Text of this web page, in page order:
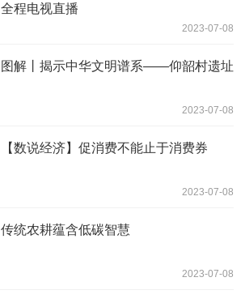
全程电视直播
2023-07-08
图解丨揭示中华文明谱系——仰韶村遗址
2023-07-08
【数说经济】促消费不能止于消费券
2023-07-08
传统农耕蕴含低碳智慧
2023-07-08